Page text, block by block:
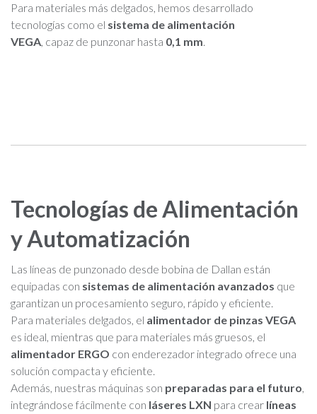
Para materiales más delgados, hemos desarrollado
tecnologías como el sistema de alimentación
VEGA, capaz de punzonar hasta 0,1 mm.
Tecnologías de Alimentación
y Automatización
Las líneas de punzonado desde bobina de Dallan están
equipadas con sistemas de alimentación avanzados que
garantizan un procesamiento seguro, rápido y eficiente.
Para materiales delgados, el alimentador de pinzas VEGA
es ideal, mientras que para materiales más gruesos, el
alimentador ERGO con enderezador integrado ofrece una
solución compacta y eficiente.
Además, nuestras máquinas son preparadas para el futuro,
integrándose fácilmente con láseres LXN para crear líneas